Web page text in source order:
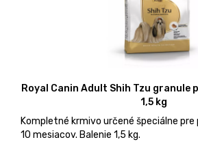
Royal Canin Adult Shih Tzu granule
1,5 kg
Kompletné krmivo určené špeciálne pre
10 mesiacov. Balenie 1,5 kg.